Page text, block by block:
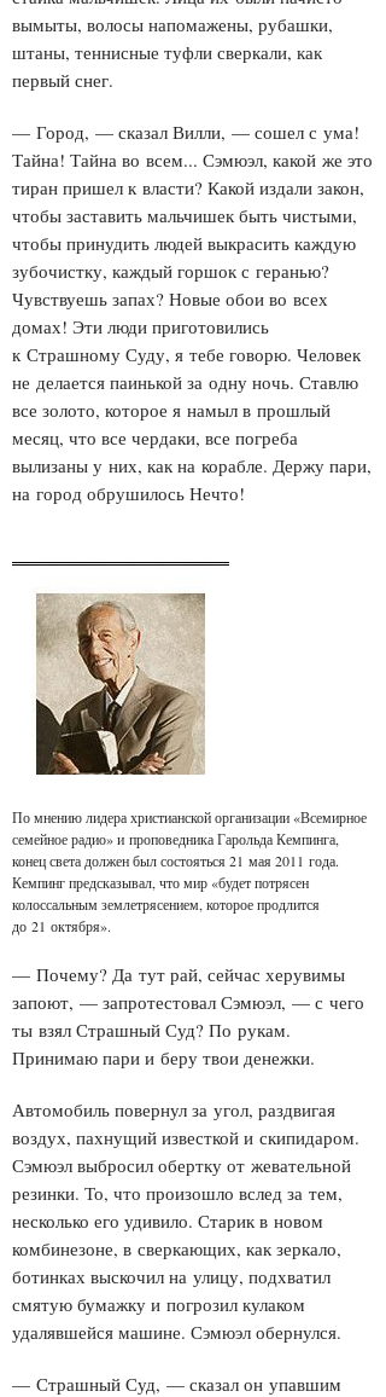
вымыты, волосы напомажены, рубашки,
штаны, теннисные туфли сверкали, как
первый снег.
— Город, — сказал Вилли, — сошел с ума!
Тайна! Тайна во всем... Сэмюэл, какой же это
тиран пришел к власти? Какой издали закон,
чтобы заставить мальчишек быть чистыми,
чтобы принудить людей выкрасить каждую
зубочистку, каждый горшок с геранью?
Чувствуешь запах? Новые обои во всех
домах! Эти люди приготовились
к Страшному Суду, я тебе говорю. Человек
не делается паинькой за одну ночь. Ставлю
все золото, которое я намыл в прошлый
месяц, что все чердаки, все погреба
вылизаны у них, как на корабле. Держу пари,
на город обрушилось Нечто!
По мнению лидера христианской организации «Всемирное
семейное радио» и проповедника Гарольда Кемпинга,
конец света должен был состояться 21 мая 2011 года.
Кемпинг предсказывал, что мир «будет потрясен
колоссальным землетрясением, которое продлится
до 21 октября».
— Почему? Да тут рай, сейчас херувимы
запоют, — запротестовал Сэмюэл, — с чего
ты взял Страшный Суд? По рукам.
Принимаю пари и беру твои денежки.
Автомобиль повернул за угол, раздвигая
воздух, пахнущий известкой и скипидаром.
Сэмюэл выбросил обертку от жевательной
резинки. То, что произошло вслед за тем,
несколько его удивило. Старик в новом
комбинезоне, в сверкающих, как зеркало,
ботинках выскочил на улицу, подхватил
смятую бумажку и погрозил кулаком
удалявшейся машине. Сэмюэл обернулся.
— Страшный Суд, — сказал он упавшим